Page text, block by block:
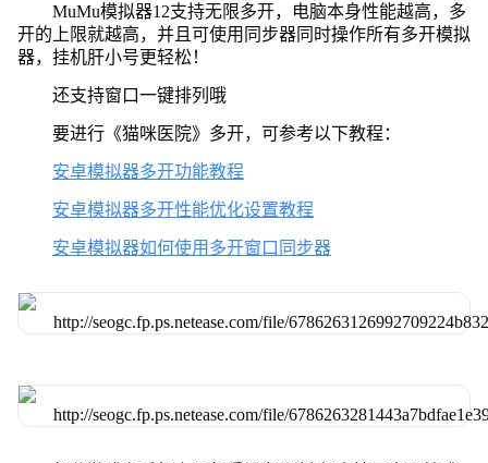
MuMu模拟器12支持无限多开，电脑本身性能越高，多
开的上限就越高，并且可使用同步器同时操作所有多开模拟
器，挂机肝小号更轻松！
还支持窗口一键排列哦
要进行《猫咪医院》多开，可参考以下教程：
安卓模拟器多开功能教程
安卓模拟器多开性能优化设置教程
安卓模拟器如何使用多开窗口同步器